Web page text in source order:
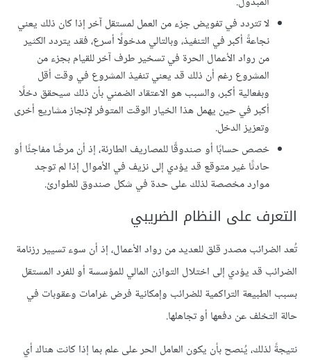
لا تتردد في تفويض جزء من العمل لمستقل آخر إذا كان ذلك يعني
نجاعةً أكبر في التنفيذ، وبالتالي مدخولًا أسرع، فقد يتردد الكثير
من رواد الأعمال الحرة في تسخير طرف آخر للقيام بجزء من
المشروع رغم أن ذلك قد يعني تنفيذ المشروع في وقت أقل
وبفعالية أكبر، والسبب هو الاعتقاد الضمني بأن ذلك سيحقق دخلًا
أكبر في حين يهمل هذا الخيار الوقت المتوفر لإنجاز مشاريع أخرى
وتعزيز الدخل.
خصص حسابًا أو صندوقًا للمصاريف الطارئة، إذ أن مرضًا مفاجئًا أو
حادثًا غير متوقع قد يؤدي إلى نزيف في الأموال إذا لم توجد
موارد مخصصة لذلك على حدة في شكل صندوق للطوارئ.
التعرف على النظام الضريبي
تُعد الضرائب مصدر قلق للعديد من رواد الأعمال، إذ أن سوء تسيير رزنامة
الضرائب قد يؤدي إلى اختلال التوازن المالي للمؤسسة أو للفرد المستقل
بسبب الطبيعة التراكمية للضرائب وإمكانية فرض غرامات وعقوبات في
حالة التخلف عن دفعها أو تجاهلها.
نتيجةً لذلك، يُنصح بأن يكون العامل الحر على علم بما إذا كانت هناك أي